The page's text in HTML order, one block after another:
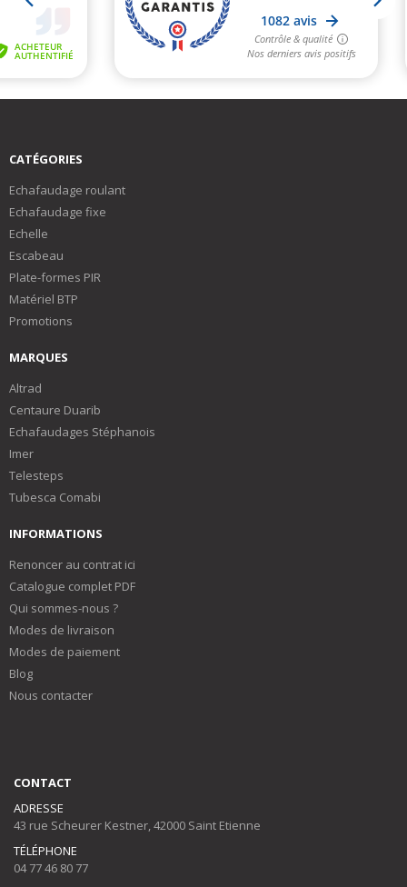
CATÉGORIES
Echafaudage roulant
Echafaudage fixe
Echelle
Escabeau
Plate-formes PIR
Matériel BTP
Promotions
MARQUES
Altrad
Centaure Duarib
Echafaudages Stéphanois
Imer
Telesteps
Tubesca Comabi
INFORMATIONS
Renoncer au contrat ici
Catalogue complet PDF
Qui sommes-nous ?
Modes de livraison
Modes de paiement
Blog
Nous contacter
CONTACT
ADRESSE
43 rue Scheurer Kestner, 42000 Saint Etienne
TÉLÉPHONE
04 77 46 80 77